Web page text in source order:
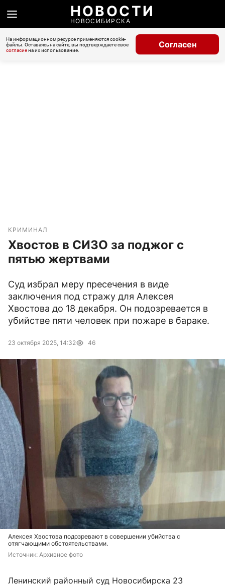
НОВОСТИ
НОВОСИБИРСКА
На информационном ресурсе применяются cookie-
файлы. Оставаясь на сайте, вы подтверждаете свое
согласиена их использование.
Согласен
КРИМИНАЛ
Хвостов в СИЗО за поджог с
пятью жертвами
Суд избрал меру пресечения в виде
заключения под стражу для Алексея
Хвостова до 18 декабря. Он подозревается в
убийстве пяти человек при пожаре в бараке.
23 октября 2025, 14:32 46
Алексея Хвостова подозревают в совершении убийства с
отягчающими обстоятельствами.
Источник: Архивное фото
Ленинский районный суд Новосибирска 23